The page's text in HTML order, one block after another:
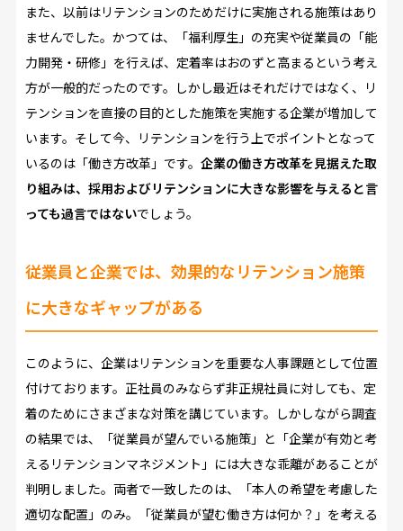
また、以前はリテンションのためだけに実施される施策はあり
ませんでした。かつては、「福利厚生」の充実や従業員の「能
力開発・研修」を行えば、定着率はおのずと高まるという考え
方が一般的だったのです。しかし最近はそれだけではなく、リ
テンションを直接の目的とした施策を実施する企業が増加して
います。そして今、リテンションを行う上でポイントとなって
いるのは「働き方改革」です。 企業の働き方改革を見据えた取
り組みは、採用およびリテンションに大きな影響を与えると言
っても過言ではないでしょう。
従業員と企業では、効果的なリテンション施策
に大きなギャップがある
このように、企業はリテンションを重要な人事課題として位置
付けております。正社員のみならず非正規社員に対しても、定
着のためにさまざまな対策を講じています。しかしながら調査
の結果では、「従業員が望んでいる施策」と「企業が有効と考
えるリテンションマネジメント」には大きな乖離があることが
判明しました。両者で一致したのは、「本人の希望を考慮した
適切な配置」のみ。「従業員が望む働き方は何か？」を考える